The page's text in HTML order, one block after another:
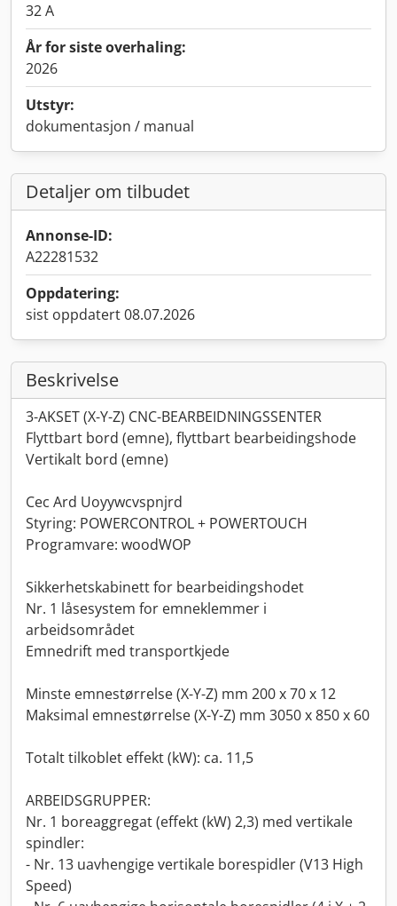
32 A
År for siste overhaling:
2026
Utstyr:
dokumentasjon / manual
Detaljer om tilbudet
Annonse-ID:
A22281532
Oppdatering:
sist oppdatert 08.07.2026
Beskrivelse
3-AKSET (X-Y-Z) CNC-BEARBEIDNINGSSENTER
Flyttbart bord (emne), flyttbart bearbeidingshode
Vertikalt bord (emne)
Cec Ard Uoyywcvspnjrd
Styring: POWERCONTROL + POWERTOUCH
Programvare: woodWOP
Sikkerhetskabinett for bearbeidingshodet
Nr. 1 låsesystem for emneklemmer i
arbeidsområdet
Emnedrift med transportkjede
Minste emnestørrelse (X-Y-Z) mm 200 x 70 x 12
Maksimal emnestørrelse (X-Y-Z) mm 3050 x 850 x 60
Totalt tilkoblet effekt (kW): ca. 11,5
ARBEIDSGRUPPER:
Nr. 1 boreaggregat (effekt (kW) 2,3) med vertikale
spindler:
- Nr. 13 uavhengige vertikale borespidler (V13 High
Speed)